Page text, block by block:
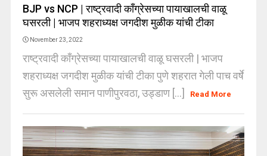
BJP vs NCP | राष्ट्रवादी काँग्रेसच्या पायाखालची वाळू
घसरली | भाजप शहराध्यक्ष जगदीश मुळीक यांची टीका
November 23, 2022
राष्ट्रवादी काँग्रेसच्या पायाखालची वाळू घसरली | भाजप
शहराध्यक्ष जगदीश मुळीक यांची टीका पुणे शहरात गेली पाच वर्षे
सुरू असलेली समान पाणीपुरवठा, उड्डाण [...]
Read More